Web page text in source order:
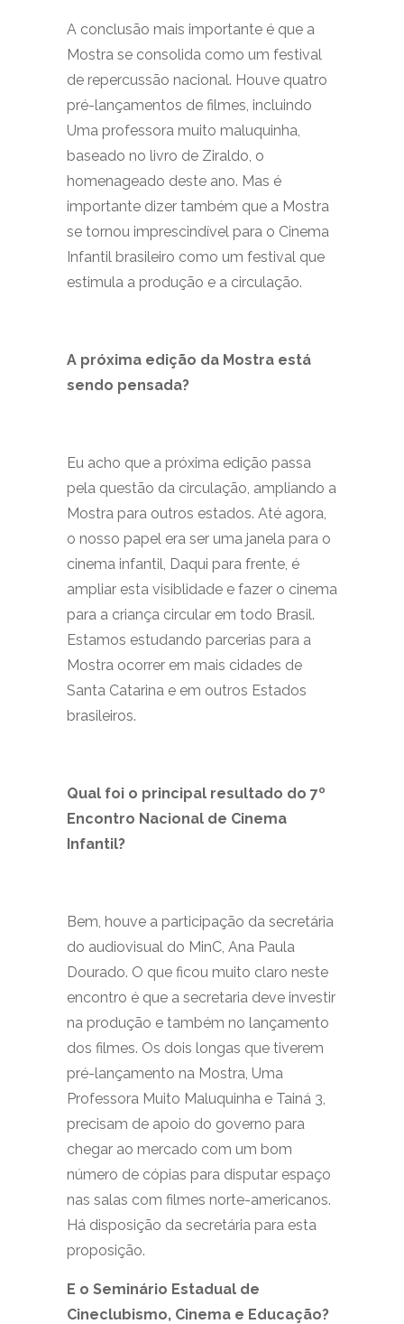
A conclusão mais importante é que a
Mostra se consolida como um festival
de repercussão nacional. Houve quatro
pré-lançamentos de filmes, incluindo
Uma professora muito maluquinha,
baseado no livro de Ziraldo, o
homenageado deste ano. Mas é
importante dizer também que a Mostra
se tornou imprescindível para o Cinema
Infantil brasileiro como um festival que
estimula a produção e a circulação.
A próxima edição da Mostra está
sendo pensada?
Eu acho que a próxima edição passa
pela questão da circulação, ampliando a
Mostra para outros estados. Até agora,
o nosso papel era ser uma janela para o
cinema infantil, Daqui para frente, é
ampliar esta visiblidade e fazer o cinema
para a criança circular em todo Brasil.
Estamos estudando parcerias para a
Mostra ocorrer em mais cidades de
Santa Catarina e em outros Estados
brasileiros.
Qual foi o principal resultado do 7º
Encontro Nacional de Cinema
Infantil?
Bem, houve a participação da secretária
do audiovisual do MinC, Ana Paula
Dourado. O que ficou muito claro neste
encontro é que a secretaria deve investir
na produção e também no lançamento
dos filmes. Os dois longas que tiverem
pré-lançamento na Mostra, Uma
Professora Muito Maluquinha e Tainá 3,
precisam de apoio do governo para
chegar ao mercado com um bom
número de cópias para disputar espaço
nas salas com filmes norte-americanos.
Há disposição da secretária para esta
proposição.
E o Seminário Estadual de
Cineclubismo, Cinema e Educação?